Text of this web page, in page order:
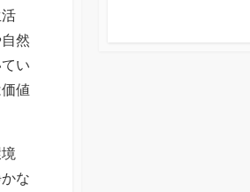
然
い
値
な